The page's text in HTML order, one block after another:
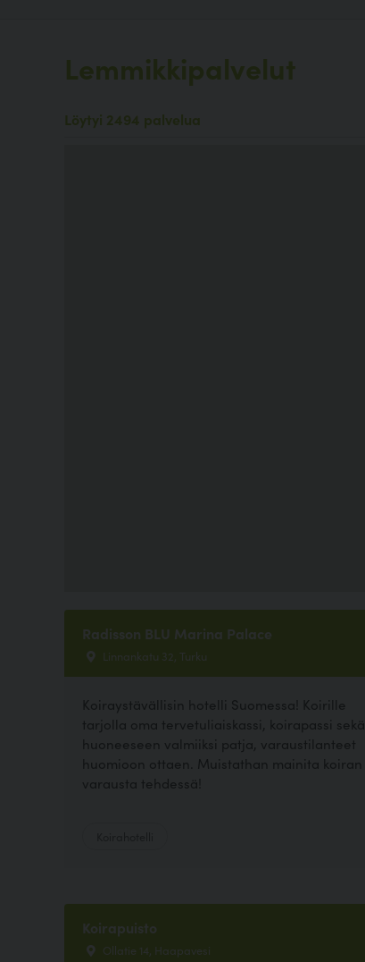
Lemmikkipalvelut
Löytyi 2494 palvelua
Radisson BLU Marina Palace
Linnankatu 32, Turku
Koiraystävällisin hotelli Suomessa! Koirille
tarjolla oma tervetuliaiskassi, koirapassi sekä
huoneeseen valmiiksi patja, varaustilanteet
huomioon ottaen. Muistathan mainita koiran
varausta tehdessä!
Koirapuisto
Ollatie 14, Haapavesi